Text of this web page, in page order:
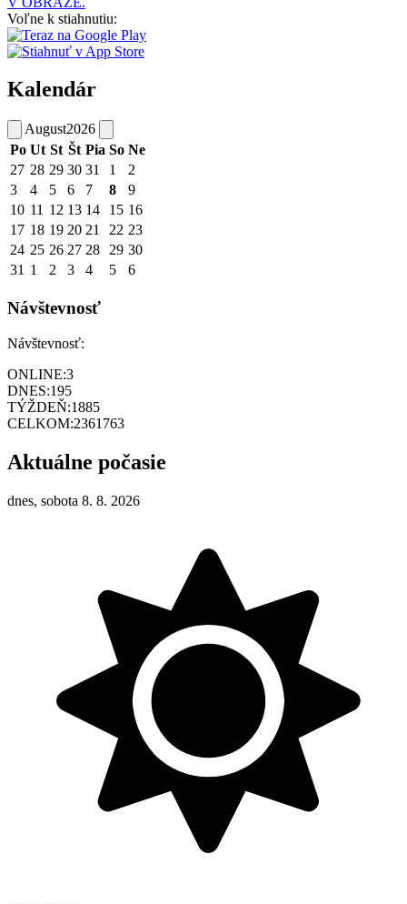
Voľne k stiahnutiu:
Kalendár
August2026
Po Ut St Št Pia So Ne
27 28 29 30 31 1
2
3
4 5 6 7 8
9
10 11 12 13 14 15 16
17 18 19 20 21 22 23
24 25 26 27 28 29 30
31 1 2 3 4 5 6
Návštevnosť
Návštevnosť:
ONLINE:3
DNES:195
TÝŽDEŇ:1885
CELKOM:2361763
Aktuálne počasie
dnes, sobota 8. 8. 2026